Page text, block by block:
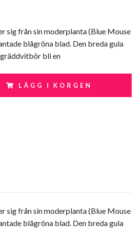
sig från sin moderplanta (Blue Mouse
blågröna blad. Den breda gula
bli en
LÄGG I KORGEN
sig från sin moderplanta (Blue Mouse
blågröna blad. Den breda gula